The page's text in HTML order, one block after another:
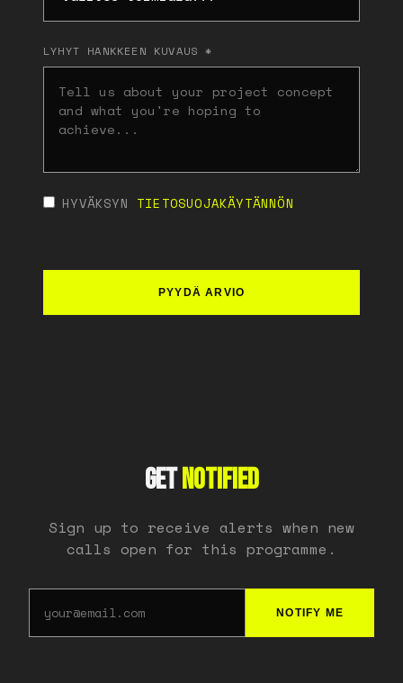
LYHYT HANKKEEN KUVAUS *
HYVÄKSYN TIETOSUOJAKÄYTÄNNÖN
PYYDÄ ARVIO
GETNOTIFIED
Sign up to receive alerts when new
calls open for this programme.
NOTIFY ME